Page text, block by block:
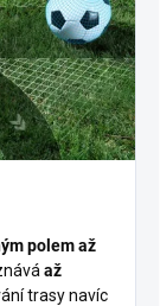
polem až
až
trasy navíc